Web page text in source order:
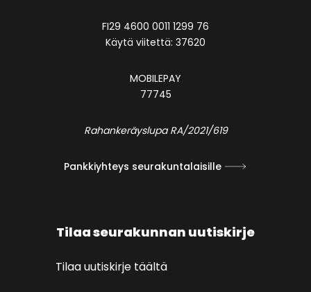
FI29 4600 0011 1299 76
Käytä viitettä: 37620
MOBILEPAY
77745
Rahankeräyslupa RA/2021/619
Pankkiyhteys seurakuntalaisille
Tilaa seurakunnan uutiskirje
Tilaa uutiskirje täältä